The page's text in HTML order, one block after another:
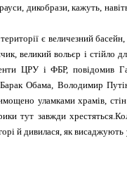
дикобрази, кажуть,
є величезний
великий вольєр і стійло
ЦРУ і ФБР, повідомив
Обама, Володимир
уламками храмів, стін
тут завжди
й дивилася, як висаджують